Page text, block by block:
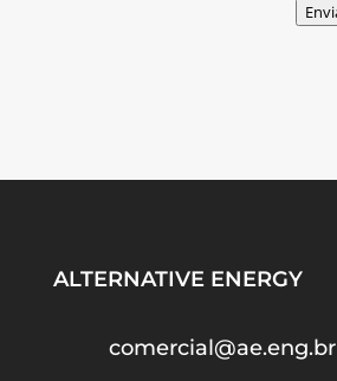
ALTERNATIVE ENERGY
comercial@ae.eng.br